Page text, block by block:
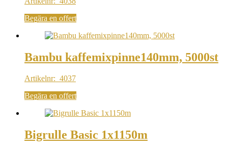
Begära en offert
Bambu kaffemixpinne140mm, 5000st
Artikelnr: 4037
Begära en offert
Bigrulle Basic 1x1150m